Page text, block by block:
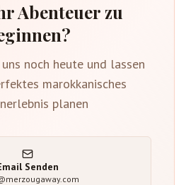
Abenteuer zu
noch heute und lassen
marokkanisches
planen
Senden